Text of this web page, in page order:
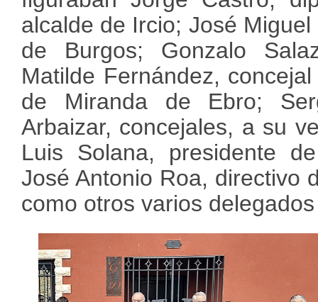
alcalde de Ircio; José
de Burgos; Gonzalo
Matilde Fernández,
de Miranda de Ebro;
Arbaizar, concejales, a su
Luis Solana, presidente
José Antonio Roa, directivo
como otros varios